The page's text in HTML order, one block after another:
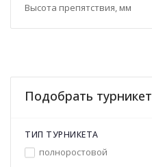
Высота препятствия, мм
Подобрать турникет
ТИП ТУРНИКЕТА
полноростовой